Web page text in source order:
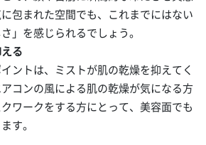
包まれた空間でも、これまでにはない
」を感じられるでしょう。
る
ントは、ミストが肌の乾燥を抑えてく
コンの風による肌の乾燥が気になる方
ワークをする方にとって、美容面でも
す。